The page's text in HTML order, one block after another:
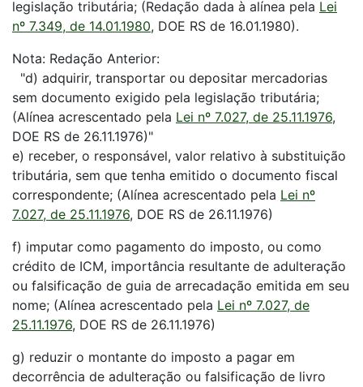
legislação tributária; (Redação dada à alínea pela Lei
nº 7.349, de 14.01.1980, DOE RS de 16.01.1980).
Nota: Redação Anterior:
"d) adquirir, transportar ou depositar mercadorias
sem documento exigido pela legislação tributária;
(Alínea acrescentado pela Lei nº 7.027, de 25.11.1976,
DOE RS de 26.11.1976)"
e) receber, o responsável, valor relativo à substituição
tributária, sem que tenha emitido o documento fiscal
correspondente; (Alínea acrescentado pela Lei nº
7.027, de 25.11.1976, DOE RS de 26.11.1976)
f) imputar como pagamento do imposto, ou como
crédito de ICM, importância resultante de adulteração
ou falsificação de guia de arrecadação emitida em seu
nome; (Alínea acrescentado pela Lei nº 7.027, de
25.11.1976, DOE RS de 26.11.1976)
g) reduzir o montante do imposto a pagar em
decorrência de adulteração ou falsificação de livro